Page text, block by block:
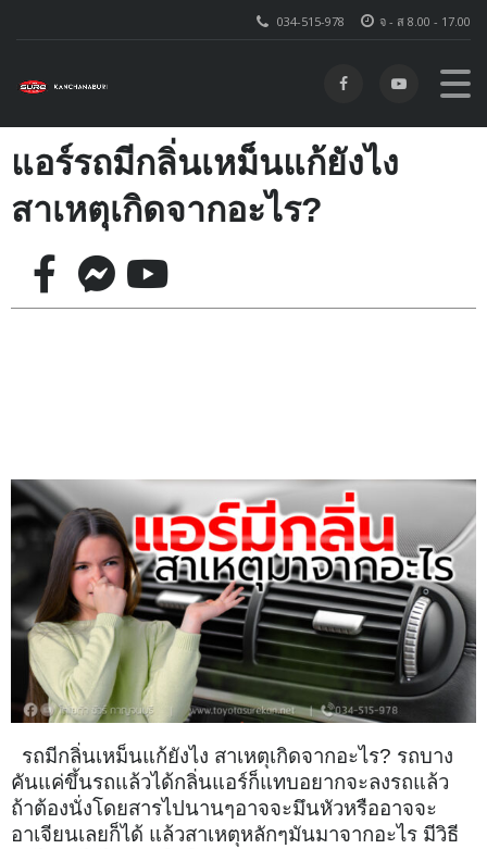
จ - ส 8.00 - 17.00
034-515-978
แอร์รถมีกลิ่นเหม็นแก้ยังไง
สาเหตุเกิดจากอะไร?
รถมีกลิ่นเหม็นแก้ยังไง สาเหตุเกิดจากอะไร? รถบาง
คันแค่ขึ้นรถแล้วได้กลิ่นแอร์ก็แทบอยากจะลงรถแล้ว
ถ้าต้องนั่งโดยสารไปนานๆอาจจะมึนหัวหรืออาจจะ
อาเจียนเลยก็ได้ แล้วสาเหตุหลักๆมันมาจากอะไร มีวิธี